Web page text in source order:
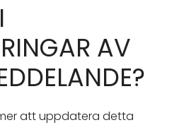
AV
att uppdatera detta